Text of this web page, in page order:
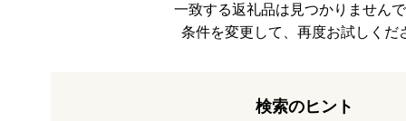
一致する返礼品は見つかりません
条件を変更して、再度お試しくだ
検索のヒント